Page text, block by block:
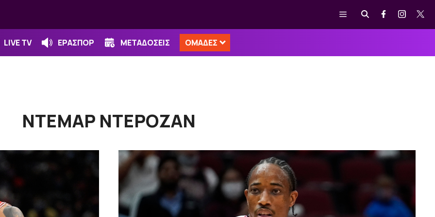
Μενού
LIVE TV ΕΡΑΣΠΟΡ ΜΕΤΑΔΟΣΕΙΣ ΟΜΑΔΕΣ
ΝΤΕΜΑΡ ΝΤΕΡΟΖΑΝ